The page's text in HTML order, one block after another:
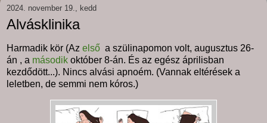
2024. november 19., kedd
Alvásklinika
Harmadik kör (Az első a szülinapomon volt, augusztus 26-
án , a második október 8-án. És az egész áprilisban
kezdődött...). Nincs alvási apnoém. (Vannak eltérések a
leletben, de semmi nem kóros.)